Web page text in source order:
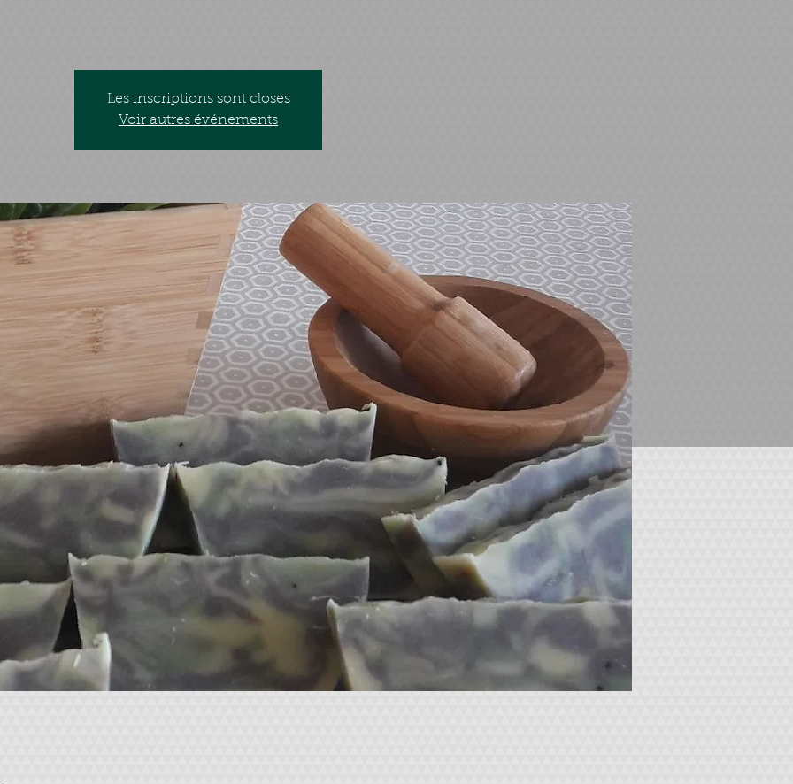
Les inscriptions sont closes
Voir autres événements